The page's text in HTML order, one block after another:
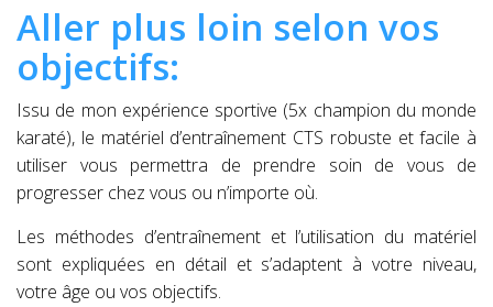
Aller plus loin selon vos
objectifs:
Issu de mon expérience sportive (5x champion du monde
karaté), le matériel d’entraînement CTS robuste et facile à
utiliser vous permettra de prendre soin de vous de
progresser chez vous ou n’importe où.
Les méthodes d’entraînement et l’utilisation du matériel
sont expliquées en détail et s’adaptent à votre niveau,
votre âge ou vos objectifs.